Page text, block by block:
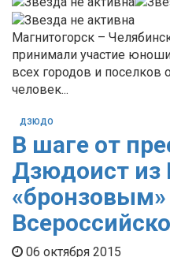
Магнитогорск –
принимали участие
всех городов и поселков
человек...
ДЗЮДО
В шаге от
Дзюдоист из
«бронзовым»
06 октября 2015